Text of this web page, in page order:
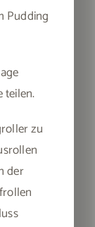
Pudding
teilen.
zu
der